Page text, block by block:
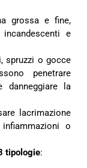
grossa e fine,
e
spruzzi o gocce
penetrare
danneggiare la
lacrimazione
o
tipologie: